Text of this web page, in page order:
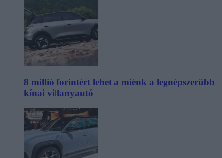
8 millió forintért lehet a miénk a legnépszerűbb
kínai villanyautó